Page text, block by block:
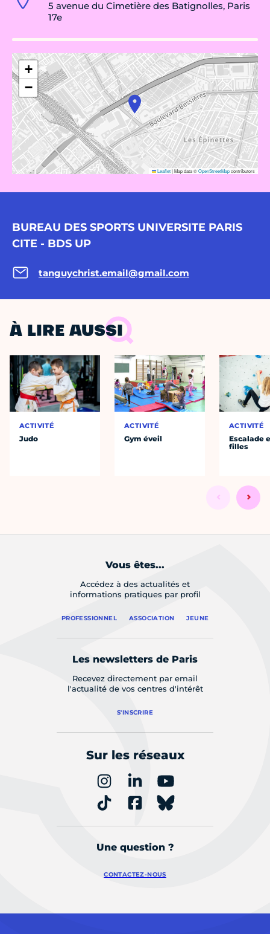
5 avenue du Cimetière des Batignolles, Paris
17e
+
−
Leaflet|Map data ©OpenStreetMapcontributors
BUREAU DES SPORTS UNIVERSITE PARIS
CITE - BDS UP
tanguychrist.email@gmail.com
À LIRE AUSSI
ACTIVITÉ
Judo
ACTIVITÉ
Gym éveil
ACTIVITÉ
Escalade
filles
Vous êtes...
Accédez à des actualités et
informations pratiques par profil
PROFESSIONNEL ASSOCIATION JEUNE
Les newsletters de Paris
Recevez directement par email
l'actualité de vos centres d'intérêt
S'INSCRIRE
Sur les réseaux
Une question ?
CONTACTEZ-NOUS